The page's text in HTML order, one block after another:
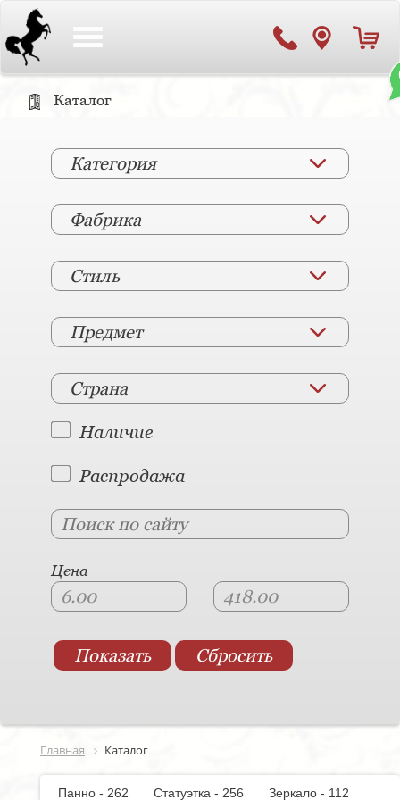
Каталог
Категория
Фабрика
Стиль
Предмет
Страна
Наличие
Распродажа
Цена
Главная Каталог
Панно - 262 Статуэтка - 256
Зеркало - 112